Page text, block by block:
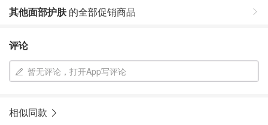
其他面部护肤的全部促销商品
评论
暂无评论，打开App写评论
相似同款